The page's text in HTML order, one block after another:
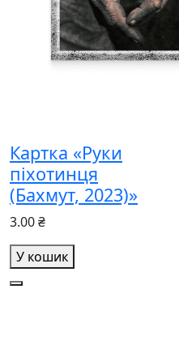
Картка «Руки
піхотинця
(Бахмут, 2023)»
3.00 ₴
У кошик